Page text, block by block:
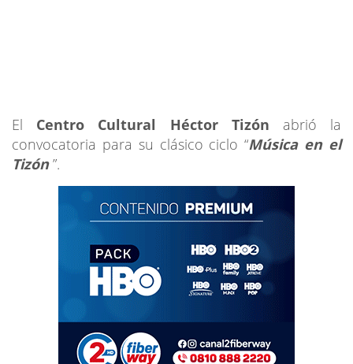
El Centro Cultural Héctor Tizón abrió la
convocatoria para su clásico ciclo “Música en el
Tizón”.